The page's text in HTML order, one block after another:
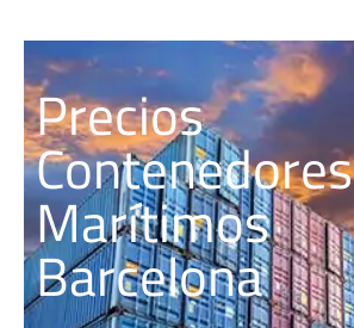
Precios
Contenedores
Marítimos
Barcelona